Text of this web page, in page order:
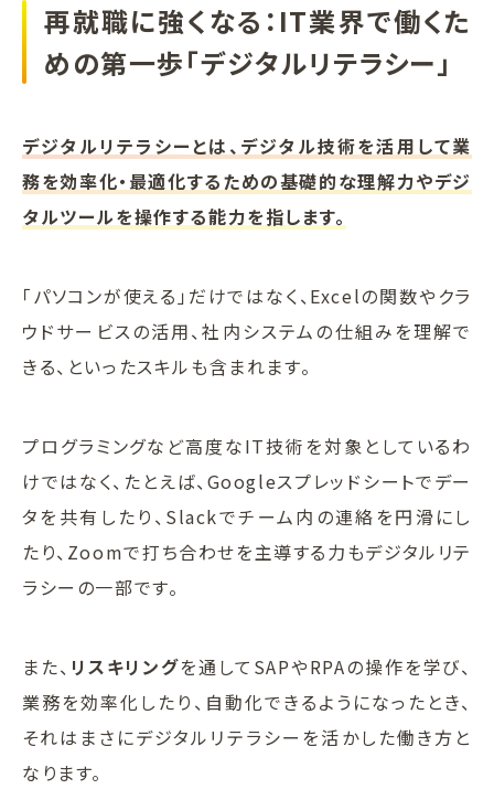
再就職に強くなる：IT業界で働くた
めの第一歩「デジタルリテラシー」
デジタルリテラシーとは、デジタル技術を活用して業
務を効率化・最適化するための基礎的な理解力やデジ
タルツールを操作する能力を指します。
「パソコンが使える」だけではなく、Excelの関数やクラ
ウドサービスの活用、社内システムの仕組みを理解で
きる、といったスキルも含まれます。
プログラミングなど高度なIT技術を対象としているわ
けではなく、たとえば、Googleスプレッドシートでデー
タを共有したり、Slackでチーム内の連絡を円滑にし
たり、Zoomで打ち合わせを主導する力もデジタルリテ
ラシーの一部です。
また、 リスキリングを通してSAPやRPAの操作を学び、
業務を効率化したり、自動化できるようになったとき、
それはまさにデジタルリテラシーを活かした働き方と
なります。